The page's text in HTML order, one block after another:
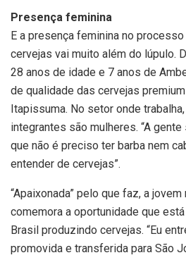
Presença feminina
E a presença feminina no
cervejas vai muito além do lúpulo.
28 anos de idade e 7 anos de
de qualidade das cervejas
Itapissuma. No setor onde
integrantes são mulheres. “A
que não é preciso ter barba nem
entender de cervejas”.
“Apaixonada” pelo que faz, a
comemora a oportunidade que
Brasil produzindo cervejas. “Eu
promovida e transferida para São